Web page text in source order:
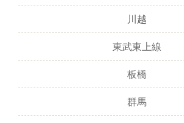
川越
東武東上線
板橋
群馬